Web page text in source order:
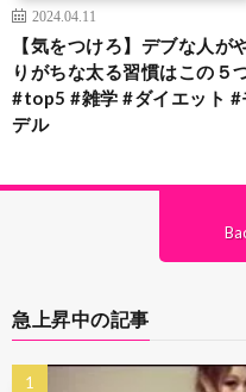
2024.04.11
【気をつけろ】デブな人が
りがちな太る習慣はこの５
#top5 #雑学 #ダイエット #
デル
急上昇中の記事